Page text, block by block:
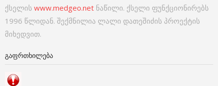
ქსელის www.medgeo.net ნაწილი. ქსელი ფუნქციონირებს
1996 წლიდან. შექმნილია ლალი დათეშიძის პროექტის
მიხედვით.
ᲒᲐᲤᲠᲗᲮᲘᲚᲔᲑᲐ